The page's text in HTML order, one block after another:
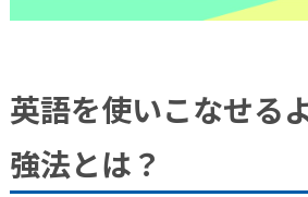
英語を使いこなせる
強法とは？